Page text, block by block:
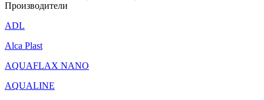
Производители
ADL
Alca Plast
AQUAFLAX NANO
AQUALINE